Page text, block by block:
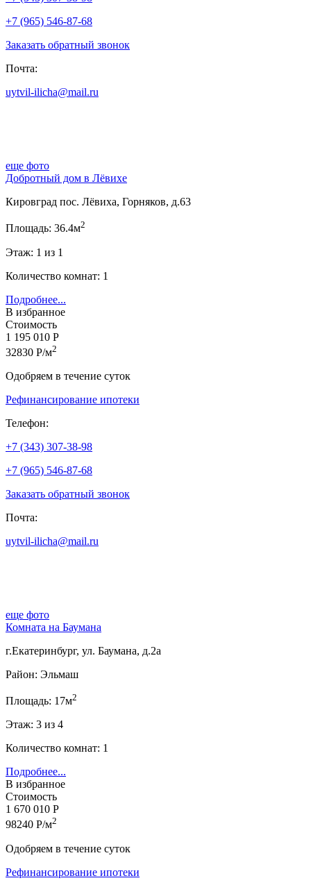
+7 (965) 546-87-68
Заказать обратный звонок
Почта:
uytvil-ilicha@mail.ru
еще фото
Добротный дом в Лёвихе
Кировград пос. Лёвиха, Горняков, д.63
Площадь: 36.4м2
Этаж: 1 из 1
Количество комнат: 1
Подробнее...
В избранное
Стоимость
1 195 010 Р
32830 Р/м2
Одобряем в течение суток
Рефинансирование ипотеки
Телефон:
+7 (343) 307-38-98
+7 (965) 546-87-68
Заказать обратный звонок
Почта:
uytvil-ilicha@mail.ru
еще фото
Комната на Баумана
г.Екатеринбург, ул. Баумана, д.2а
Район: Эльмаш
Площадь: 17м2
Этаж: 3 из 4
Количество комнат: 1
Подробнее...
В избранное
Стоимость
1 670 010 Р
98240 Р/м2
Одобряем в течение суток
Рефинансирование ипотеки